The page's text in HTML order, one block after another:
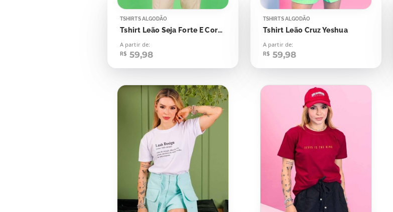
TSHIRTS ALGODÃO
Tshirt Leão Seja Forte E Corajoso
A partir de:
R$ 59,98
TSHIRTS ALGODÃO
Tshirt Leão Cruz Yeshua
A partir de:
R$ 59,98